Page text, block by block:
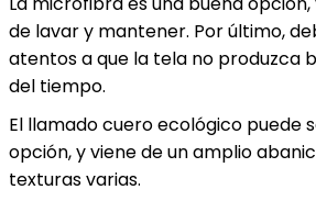
de lavar y mantener. Por último,
atentos a que la tela no produzca
del tiempo.
El llamado cuero ecológico puede
opción, y viene de un amplio
texturas varias.